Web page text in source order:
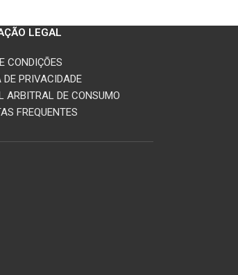
LEGAL
CONDIÇÕES
PRIVACIDADE
ARBITRAL DE CONSUMO
FREQUENTES